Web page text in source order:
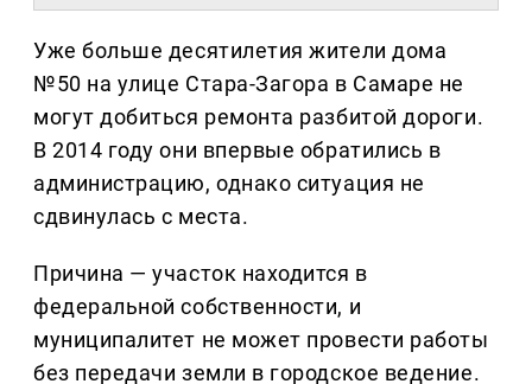
Уже больше десятилетия жители дома
№50 на улице Стара-Загора в Самаре не
могут добиться ремонта разбитой дороги.
В 2014 году они впервые обратились в
администрацию, однако ситуация не
сдвинулась с места.
Причина — участок находится в
федеральной собственности, и
муниципалитет не может провести работы
без передачи земли в городское ведение.